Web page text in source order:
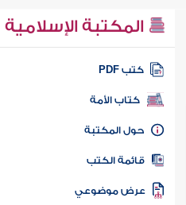
المكتبة الإسلامية
كتب PDF
كتاب الأمة
المكتبة
الكتب